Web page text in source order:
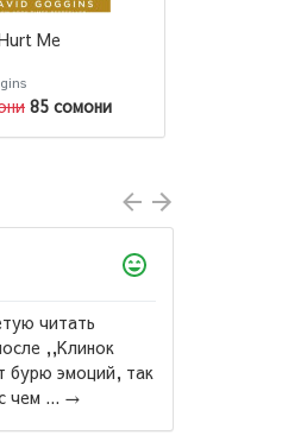
Me
85 сомони
ба ман махкул шуд ва бо нархи